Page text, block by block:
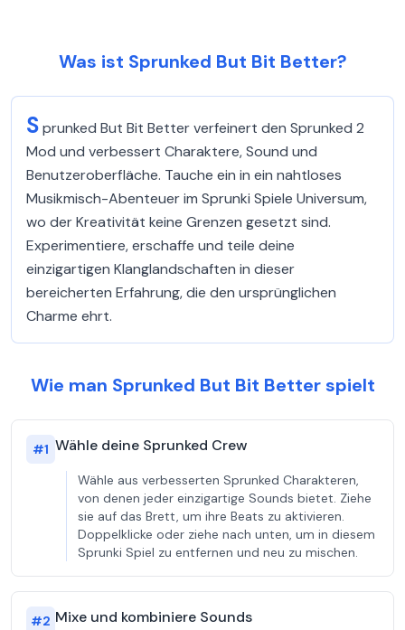
Was ist Sprunked But Bit Better?
Sprunked But Bit Better verfeinert den Sprunked 2
Mod und verbessert Charaktere, Sound und
Benutzeroberfläche. Tauche ein in ein nahtloses
Musikmisch-Abenteuer im Sprunki Spiele Universum,
wo der Kreativität keine Grenzen gesetzt sind.
Experimentiere, erschaffe und teile deine
einzigartigen Klanglandschaften in dieser
bereicherten Erfahrung, die den ursprünglichen
Charme ehrt.
Wie man Sprunked But Bit Better spielt
#1 Wähle deine Sprunked Crew
Wähle aus verbesserten Sprunked Charakteren,
von denen jeder einzigartige Sounds bietet. Ziehe
sie auf das Brett, um ihre Beats zu aktivieren.
Doppelklicke oder ziehe nach unten, um in diesem
Sprunki Spiel zu entfernen und neu zu mischen.
#2 Mixe und kombiniere Sounds